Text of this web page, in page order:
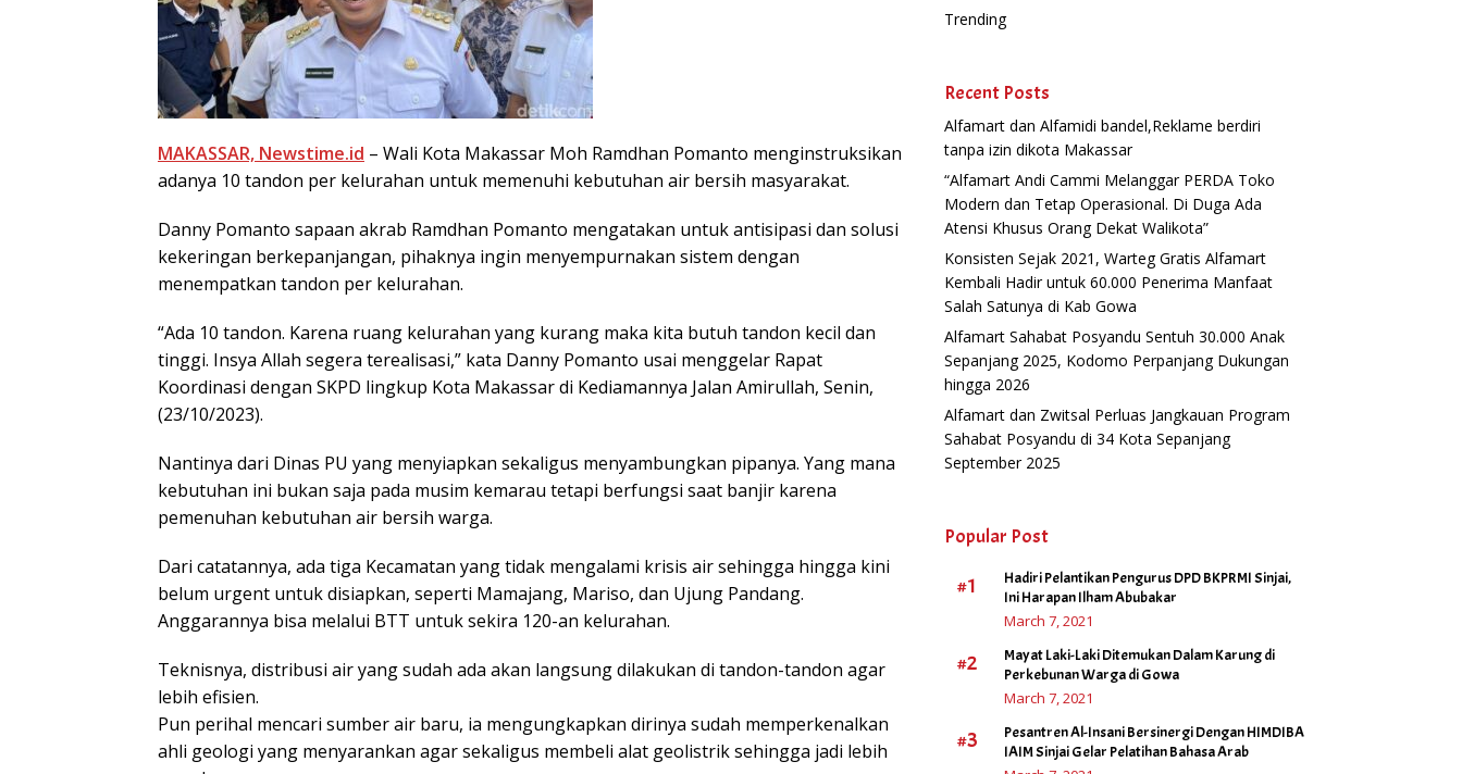
MAKASSAR, Newstime.id – Wali Kota Makassar Moh Ramdhan Pomanto menginstruksikan
adanya 10 tandon per kelurahan untuk memenuhi kebutuhan air bersih masyarakat.
Danny Pomanto sapaan akrab Ramdhan Pomanto mengatakan untuk antisipasi dan solusi
kekeringan berkepanjangan, pihaknya ingin menyempurnakan sistem dengan
menempatkan tandon per kelurahan.
“Ada 10 tandon. Karena ruang kelurahan yang kurang maka kita butuh tandon kecil dan
tinggi. Insya Allah segera terealisasi,” kata Danny Pomanto usai menggelar Rapat
Koordinasi dengan SKPD lingkup Kota Makassar di Kediamannya Jalan Amirullah, Senin,
(23/10/2023).
Nantinya dari Dinas PU yang menyiapkan sekaligus menyambungkan pipanya. Yang mana
kebutuhan ini bukan saja pada musim kemarau tetapi berfungsi saat banjir karena
pemenuhan kebutuhan air bersih warga.
Dari catatannya, ada tiga Kecamatan yang tidak mengalami krisis air sehingga hingga kini
belum urgent untuk disiapkan, seperti Mamajang, Mariso, dan Ujung Pandang.
Anggarannya bisa melalui BTT untuk sekira 120-an kelurahan.
Teknisnya, distribusi air yang sudah ada akan langsung dilakukan di tandon-tandon agar
lebih efisien.
Pun perihal mencari sumber air baru, ia mengungkapkan dirinya sudah memperkenalkan
ahli geologi yang menyarankan agar sekaligus membeli alat geolistrik sehingga jadi lebih
Trending
Recent Posts
Alfamart dan Alfamidi bandel,Reklame berdiri
tanpa izin dikota Makassar
“Alfamart Andi Cammi Melanggar PERDA Toko
Modern dan Tetap Operasional. Di Duga Ada
Atensi Khusus Orang Dekat Walikota”
Konsisten Sejak 2021, Warteg Gratis Alfamart
Kembali Hadir untuk 60.000 Penerima Manfaat
Salah Satunya di Kab Gowa
Alfamart Sahabat Posyandu Sentuh 30.000 Anak
Sepanjang 2025, Kodomo Perpanjang Dukungan
hingga 2026
Alfamart dan Zwitsal Perluas Jangkauan Program
Sahabat Posyandu di 34 Kota Sepanjang
September 2025
Popular Post
#1
Hadiri Pelantikan Pengurus DPD BKPRMI Sinjai,
Ini Harapan Ilham Abubakar
March 7, 2021
#2
Mayat Laki-Laki Ditemukan Dalam Karung di
Perkebunan Warga di Gowa
March 7, 2021
#3
Pesantren Al-Insani Bersinergi Dengan HIMDIBA
IAIM Sinjai Gelar Pelatihan Bahasa Arab